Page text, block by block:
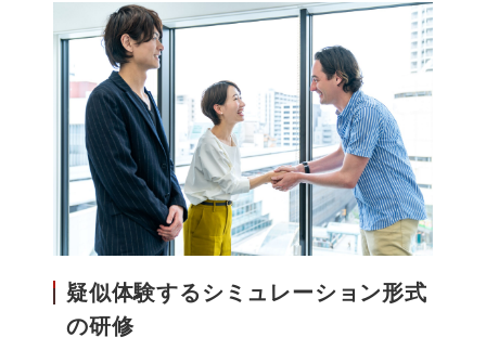
疑似体験するシミュレーション形式
の研修